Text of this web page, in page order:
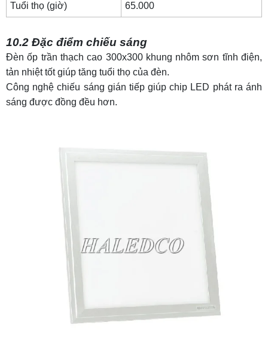
Tuổi thọ (giờ) 65.000
10.2 Đặc điểm chiếu sáng
Đèn ốp trần thạch cao 300x300 khung nhôm sơn tĩnh điện,
tản nhiệt tốt giúp tăng tuổi thọ của đèn.
Công nghệ chiếu sáng gián tiếp giúp chip LED phát ra ánh
sáng được đồng đều hơn.